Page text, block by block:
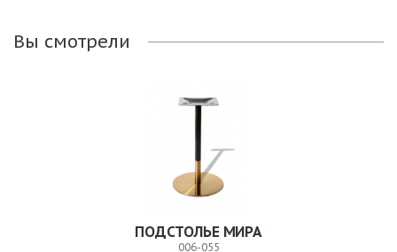
Вы смотрели
ПОДСТОЛЬЕ МИРА
006-055